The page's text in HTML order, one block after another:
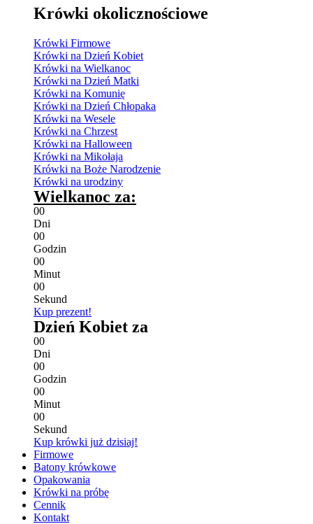
Krówki okolicznościowe
Krówki Firmowe
Krówki na Dzień Kobiet
Krówki na Wielkanoc
Krówki na Dzień Matki
Krówki na Komunię
Krówki na Dzień Chłopaka
Krówki na Wesele
Krówki na Chrzest
Krówki na Halloween
Krówki na Mikołaja
Krówki na Boże Narodzenie
Krówki na urodziny
Wielkanoc za:
00
Dni
00
Godzin
00
Minut
00
Sekund
Kup prezent!
Dzień Kobiet za
00
Dni
00
Godzin
00
Minut
00
Sekund
Kup krówki już dzisiaj!
Firmowe
Batony krówkowe
Opakowania
Krówki na próbę
Cennik
Kontakt